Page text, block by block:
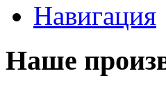
Навигация
Наше